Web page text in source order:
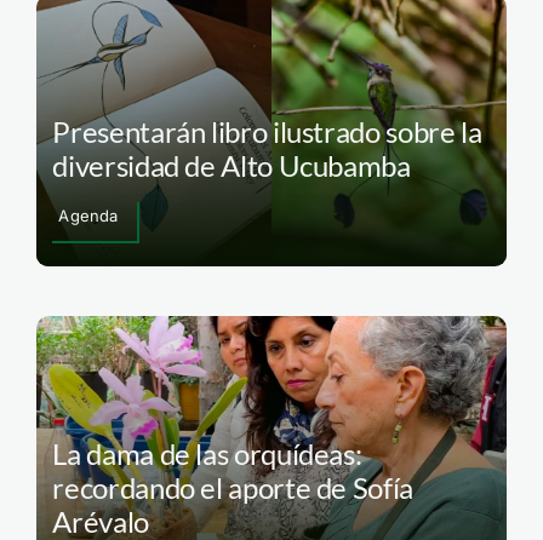
Presentarán libro ilustrado sobre la
diversidad de Alto Ucubamba
Agenda
La dama de las orquídeas:
recordando el aporte de Sofía
Arévalo